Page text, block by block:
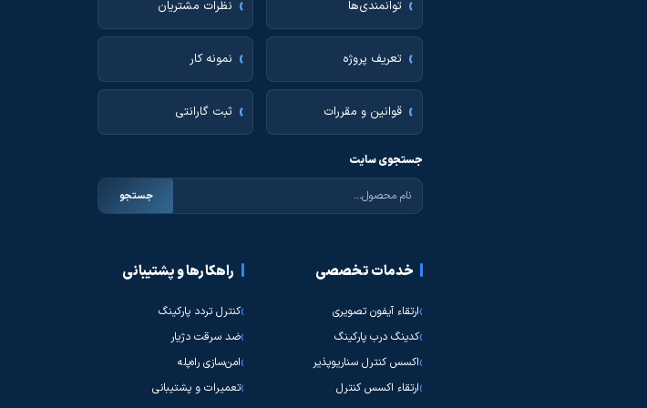
توانمندی‌ها نظرات مشتریان
تعریف پروژه نمونه کار
قوانین و مقررات ثبت گارانتی
جستجوی سایت
جستجو
خدمات تخصصی
ارتقاء آیفون تصویری
کدینگ درب پارکینگ
اکسس کنترل سناریوپذیر
ارتقاء اکسس کنترل
راهکارها و پشتیبانی
کنترل تردد پارکینگ
ضد سرقت دژیار
امن‌سازی راه‌پله
تعمیرات و پشتیبانی